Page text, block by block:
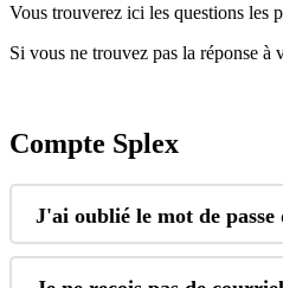
Vous trouverez ici les questions les
Si vous ne trouvez pas la réponse à
Compte Splex
J'ai oublié le mot de passe